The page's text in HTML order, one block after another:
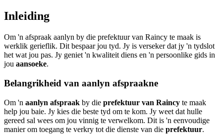
Inleiding
Om 'n afspraak aanlyn by die prefektuur van Raincy te maak is
werklik gerieflik. Dit bespaar jou tyd. Jy is verseker dat jy 'n tydslot
het wat jou pas. Jy geniet 'n kwaliteit diens en 'n persoonlike gids in
jou aansoeke.
Belangrikheid van aanlyn afspraakne
Om 'n aanlyn afspraak by die prefektuur van Raincy te maak
help jou baie. Jy kies die beste tyd om te kom. Jy weet dat hulle
gereed sal wees om jou vinnig te verwelkom. Dit is 'n eenvoudige
manier om toegang te verkry tot die dienste van die prefektuur.